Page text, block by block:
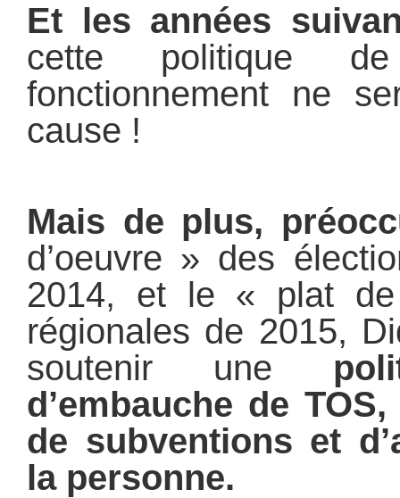
Et les années
cette politique
fonctionnement ne
cause !
Mais de plus,
d’oeuvre » des
2014, et le « plat
régionales de 2015,
soutenir une
d’embauche de
de subventions et
la personne.